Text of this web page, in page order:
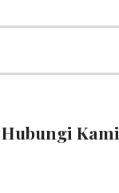
Hubungi Kami